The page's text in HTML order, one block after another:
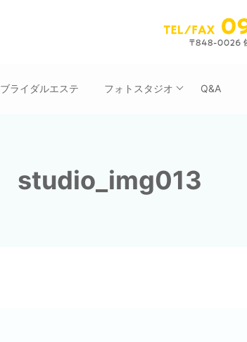
ブライダルエステ フォトスタジオ Q&A
studio_img013